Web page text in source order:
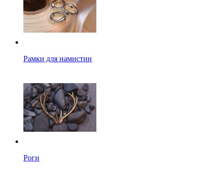
Рамки для намистин
Роги